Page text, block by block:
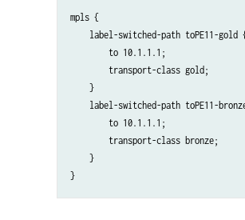
mpls {
label-switched-path toPE11-gold
        to 10.1.1.1;
        transport-class gold;
    }
label-switched-path toPE11-
        to 10.1.1.1;
        transport-class bronze;
    }
}